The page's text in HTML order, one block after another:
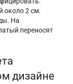
около 2 см.
На
переносят
дизайне